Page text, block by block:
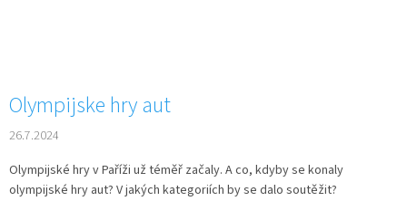
Olympijske hry aut
26.7.2024
Olympijské hry v Paříži už téměř začaly. A co, kdyby se konaly
olympijské hry aut? V jakých kategoriích by se dalo soutěžit?